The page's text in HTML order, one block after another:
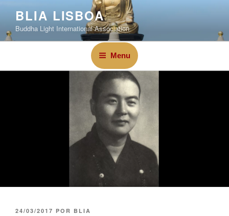
BLIA LISBOA
Buddha Light International Association
Menu
24/03/2017 POR BLIA